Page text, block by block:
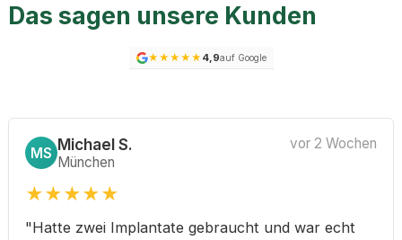
Das sagen unsere Kunden
★ ★ ★ ★ ★ 4,9auf Google
MS Michael S.
München
vor 2 Wochen
★★★★★
"Hatte zwei Implantate gebraucht und war echt